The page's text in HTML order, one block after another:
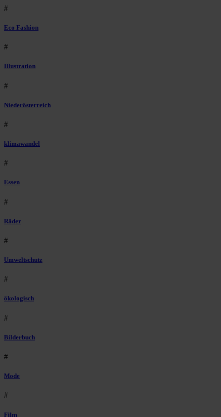
#
Eco Fashion
#
Illustration
#
Niederösterreich
#
klimawandel
#
Essen
#
Räder
#
Umweltschutz
#
ökologisch
#
Bilderbuch
#
Mode
#
Film